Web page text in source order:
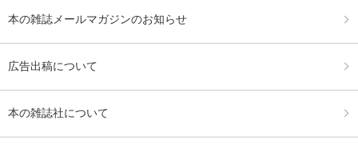
本の雑誌メールマガジンのお知らせ
広告出稿について
本の雑誌社について